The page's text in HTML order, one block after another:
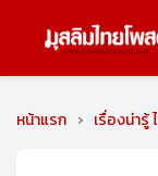
หน้าแรก › เรื่องน่ารู้